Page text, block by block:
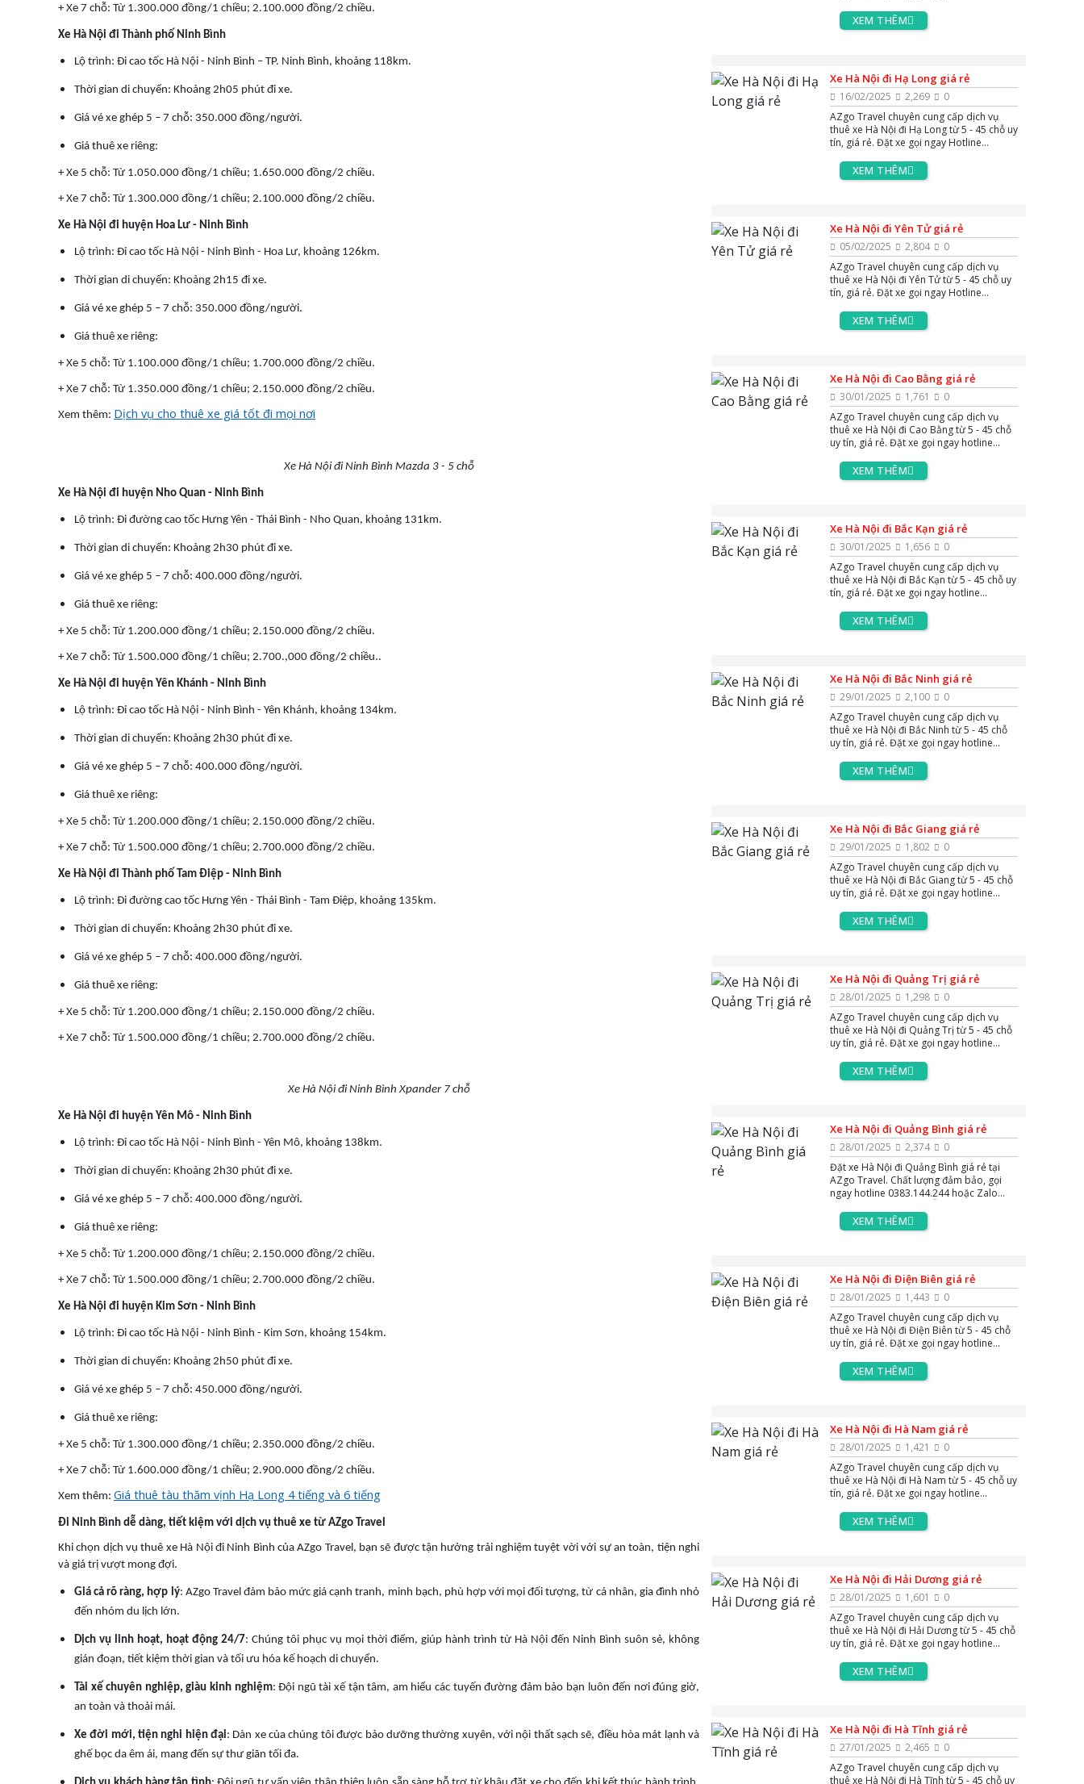
+ Xe 7 chỗ: Từ 1.300.000 đồng/1 chiều; 2.100.000 đồng/2 chiều.
Xe Hà Nội đi Thành phố Ninh Bình
Lộ trình: Đi cao tốc Hà Nội - Ninh Bình – TP. Ninh Bình, khoảng 118km.
Thời gian di chuyển: Khoảng 2h05 phút đi xe.
Giá vé xe ghép 5 – 7 chỗ: 350.000 đồng/người.
Giá thuê xe riêng:
+ Xe 5 chỗ: Từ 1.050.000 đồng/1 chiều; 1.650.000 đồng/2 chiều.
+ Xe 7 chỗ: Từ 1.300.000 đồng/1 chiều; 2.100.000 đồng/2 chiều.
Xe Hà Nội đi huyện Hoa Lư - Ninh Bình
Lộ trình: Đi cao tốc Hà Nội - Ninh Bình - Hoa Lư, khoảng 126km.
Thời gian di chuyển: Khoảng 2h15 đi xe.
Giá vé xe ghép 5 – 7 chỗ: 350.000 đồng/người.
Giá thuê xe riêng:
+ Xe 5 chỗ: Từ 1.100.000 đồng/1 chiều; 1.700.000 đồng/2 chiều.
+ Xe 7 chỗ: Từ 1.350.000 đồng/1 chiều; 2.150.000 đồng/2 chiều.
Xem thêm: Dịch vụ cho thuê xe giá tốt đi mọi nơi
Xe Hà Nội đi Ninh Bình Mazda 3 - 5 chỗ
Xe Hà Nội đi huyện Nho Quan - Ninh Bình
Lộ trình: Đi đường cao tốc Hưng Yên - Thái Bình - Nho Quan, khoảng 131km.
Thời gian di chuyển: Khoảng 2h30 phút đi xe.
Giá vé xe ghép 5 – 7 chỗ: 400.000 đồng/người.
Giá thuê xe riêng:
+ Xe 5 chỗ: Từ 1.200.000 đồng/1 chiều; 2.150.000 đồng/2 chiều.
+ Xe 7 chỗ: Từ 1.500.000 đồng/1 chiều; 2.700.,000 đồng/2 chiều..
Xe Hà Nội đi huyện Yên Khánh - Ninh Bình
Lộ trình: Đi cao tốc Hà Nội - Ninh Bình - Yên Khánh, khoảng 134km.
Thời gian di chuyển: Khoảng 2h30 phút đi xe.
Giá vé xe ghép 5 – 7 chỗ: 400.000 đồng/người.
Giá thuê xe riêng:
+ Xe 5 chỗ: Từ 1.200.000 đồng/1 chiều; 2.150.000 đồng/2 chiều.
+ Xe 7 chỗ: Từ 1.500.000 đồng/1 chiều; 2.700.000 đồng/2 chiều.
Xe Hà Nội đi Thành phố Tam Điệp - Ninh Bình
Lộ trình: Đi đường cao tốc Hưng Yên - Thái Bình - Tam Điệp, khoảng 135km.
Thời gian di chuyển: Khoảng 2h30 phút đi xe.
Giá vé xe ghép 5 – 7 chỗ: 400.000 đồng/người.
Giá thuê xe riêng:
+ Xe 5 chỗ: Từ 1.200.000 đồng/1 chiều; 2.150.000 đồng/2 chiều.
+ Xe 7 chỗ: Từ 1.500.000 đồng/1 chiều; 2.700.000 đồng/2 chiều.
Xe Hà Nội đi Ninh Bình Xpander 7 chỗ
Xe Hà Nội đi huyện Yên Mô - Ninh Bình
Lộ trình: Đi cao tốc Hà Nội - Ninh Bình - Yên Mô, khoảng 138km.
Thời gian di chuyển: Khoảng 2h30 phút đi xe.
Giá vé xe ghép 5 – 7 chỗ: 400.000 đồng/người.
Giá thuê xe riêng:
+ Xe 5 chỗ: Từ 1.200.000 đồng/1 chiều; 2.150.000 đồng/2 chiều.
+ Xe 7 chỗ: Từ 1.500.000 đồng/1 chiều; 2.700.000 đồng/2 chiều.
Xe Hà Nội đi huyện Kim Sơn - Ninh Bình
Lộ trình: Đi cao tốc Hà Nội - Ninh Bình - Kim Sơn, khoảng 154km.
Thời gian di chuyển: Khoảng 2h50 phút đi xe.
Giá vé xe ghép 5 – 7 chỗ: 450.000 đồng/người.
Giá thuê xe riêng:
+ Xe 5 chỗ: Từ 1.300.000 đồng/1 chiều; 2.350.000 đồng/2 chiều.
+ Xe 7 chỗ: Từ 1.600.000 đồng/1 chiều; 2.900.000 đồng/2 chiều.
Xem thêm: Giá thuê tàu thăm vịnh Hạ Long 4 tiếng và 6 tiếng
Đi Ninh Bình dễ dàng, tiết kiệm với dịch vụ thuê xe từ AZgo Travel
Khi chọn dịch vụ thuê xe Hà Nội đi Ninh Bình của AZgo Travel, bạn sẽ được tận hưởng trải nghiệm tuyệt vời với sự an toàn, tiện nghi
và giá trị vượt mong đợi.
Giá cả rõ ràng, hợp lý: AZgo Travel đảm bảo mức giá cạnh tranh, minh bạch, phù hợp với mọi đối tượng, từ cá nhân, gia đình nhỏ
đến nhóm du lịch lớn.
Dịch vụ linh hoạt, hoạt động 24/7: Chúng tôi phục vụ mọi thời điểm, giúp hành trình từ Hà Nội đến Ninh Bình suôn sẻ, không
gián đoạn, tiết kiệm thời gian và tối ưu hóa kế hoạch di chuyển.
Tài xế chuyên nghiệp, giàu kinh nghiệm: Đội ngũ tài xế tận tâm, am hiểu các tuyến đường đảm bảo bạn luôn đến nơi đúng giờ,
an toàn và thoải mái.
Xe đời mới, tiện nghi hiện đại: Dàn xe của chúng tôi được bảo dưỡng thường xuyên, với nội thất sạch sẽ, điều hòa mát lạnh và
ghế bọc da êm ái, mang đến sự thư giãn tối đa.
để được tư vấn miễn phí 24/7.
XEM THÊM
Xe Hà Nội đi Hạ Long giá rẻ
16/02/2025 2,269
0
AZgo Travel chuyên cung cấp dịch vụ
thuê xe Hà Nội đi Hạ Long từ 5 - 45 chỗ uy
tín, giá rẻ. Đặt xe gọi ngay Hotline
để được tư vấn miễn phí 24/7.
XEM THÊM
Xe Hà Nội đi Yên Tử giá rẻ
05/02/2025 2,804
0
AZgo Travel chuyên cung cấp dịch vụ
thuê xe Hà Nội đi Yên Tử từ 5 - 45 chỗ uy
tín, giá rẻ. Đặt xe gọi ngay Hotline
để được tư vấn miễn phí 24/7.
XEM THÊM
Xe Hà Nội đi Cao Bằng giá rẻ
30/01/2025 1,761
0
AZgo Travel chuyên cung cấp dịch vụ
thuê xe Hà Nội đi Cao Bằng từ 5 - 45 chỗ
uy tín, giá rẻ. Đặt xe gọi ngay hotline
để được tư vấn miễn phí 24/7.
XEM THÊM
Xe Hà Nội đi Bắc Kạn giá rẻ
30/01/2025 1,656
0
AZgo Travel chuyên cung cấp dịch vụ
thuê xe Hà Nội đi Bắc Kạn từ 5 - 45 chỗ uy
tín, giá rẻ. Đặt xe gọi ngay hotline
để được tư vấn miễn phí 24/7.
XEM THÊM
Xe Hà Nội đi Bắc Ninh giá rẻ
29/01/2025 2,100
0
AZgo Travel chuyên cung cấp dịch vụ
thuê xe Hà Nội đi Bắc Ninh từ 5 - 45 chỗ
uy tín, giá rẻ. Đặt xe gọi ngay hotline
để được tư vấn miễn phí 24/7.
XEM THÊM
Xe Hà Nội đi Bắc Giang giá rẻ
29/01/2025 1,802
0
AZgo Travel chuyên cung cấp dịch vụ
thuê xe Hà Nội đi Bắc Giang từ 5 - 45 chỗ
uy tín, giá rẻ. Đặt xe gọi ngay hotline
để được tư vấn miễn phí 24/7.
XEM THÊM
Xe Hà Nội đi Quảng Trị giá rẻ
28/01/2025 1,298
0
AZgo Travel chuyên cung cấp dịch vụ
thuê xe Hà Nội đi Quảng Trị từ 5 - 45 chỗ
uy tín, giá rẻ. Đặt xe gọi ngay hotline
để được tư vấn miễn phí 24/7.
XEM THÊM
Xe Hà Nội đi Quảng Bình giá rẻ
28/01/2025 2,374
0
Đặt xe Hà Nội đi Quảng Bình giá rẻ tại
AZgo Travel. Chất lượng đảm bảo, gọi
ngay hotline 0383.144.244 hoặc Zalo
XEM THÊM
Xe Hà Nội đi Điện Biên giá rẻ
28/01/2025 1,443
0
AZgo Travel chuyên cung cấp dịch vụ
thuê xe Hà Nội đi Điện Biên từ 5 - 45 chỗ
uy tín, giá rẻ. Đặt xe gọi ngay hotline
để được tư vấn miễn phí 24/7.
XEM THÊM
Xe Hà Nội đi Hà Nam giá rẻ
28/01/2025 1,421
0
AZgo Travel chuyên cung cấp dịch vụ
thuê xe Hà Nội đi Hà Nam từ 5 - 45 chỗ uy
tín, giá rẻ. Đặt xe gọi ngay hotline
để được tư vấn miễn phí 24/7.
XEM THÊM
Xe Hà Nội đi Hải Dương giá rẻ
28/01/2025 1,601
0
AZgo Travel chuyên cung cấp dịch vụ
thuê xe Hà Nội đi Hải Dương từ 5 - 45 chỗ
uy tín, giá rẻ. Đặt xe gọi ngay hotline
để được tư vấn miễn phí 24/7.
XEM THÊM
Xe Hà Nội đi Hà Tĩnh giá rẻ
27/01/2025 2,465
0
AZgo Travel chuyên cung cấp dịch vụ
thuê xe Hà Nội đi Hà Tĩnh từ 5 - 45 chỗ uy